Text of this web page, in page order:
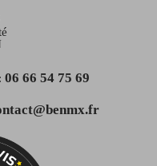
06 66 54 75 69